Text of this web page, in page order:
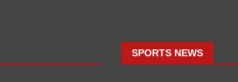
SPORTS NEWS